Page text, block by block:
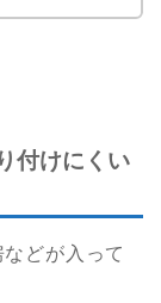
付けにくい
どが入って